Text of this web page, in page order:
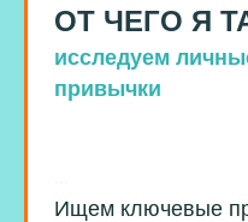
ОТ ЧЕГО Я
исследуем
привычки
Ищем ключевые